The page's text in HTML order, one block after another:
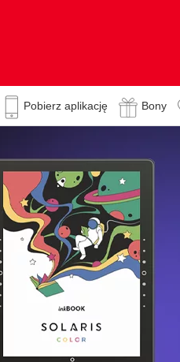
Pobierz aplikację Bony